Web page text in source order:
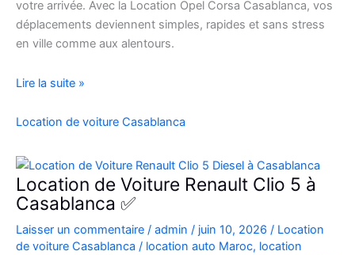
votre arrivée. Avec la Location Opel Corsa Casablanca, vos
déplacements deviennent simples, rapides et sans stress
en ville comme aux alentours.
Location
Corsa
Aéroport
|
Location
Voiture
Casablanca
Lire la suite »
Location de voiture Casablanca
Location de Voiture Renault Clio 5 à
Casablanca ✅
Laisser un commentaire / admin / juin 10, 2026 / Location
de voiture Casablanca / location auto Maroc, location